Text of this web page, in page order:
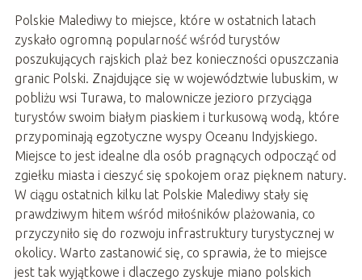
Polskie Malediwy to miejsce, które w ostatnich latach
zyskało ogromną popularność wśród turystów
poszukujących rajskich plaż bez konieczności opuszczania
granic Polski. Znajdujące się w województwie lubuskim, w
pobliżu wsi Turawa, to malownicze jezioro przyciąga
turystów swoim białym piaskiem i turkusową wodą, które
przypominają egzotyczne wyspy Oceanu Indyjskiego.
Miejsce to jest idealne dla osób pragnących odpocząć od
zgiełku miasta i cieszyć się spokojem oraz pięknem natury.
W ciągu ostatnich kilku lat Polskie Malediwy stały się
prawdziwym hitem wśród miłośników plażowania, co
przyczyniło się do rozwoju infrastruktury turystycznej w
okolicy. Warto zastanowić się, co sprawia, że to miejsce
jest tak wyjątkowe i dlaczego zyskuje miano polskich